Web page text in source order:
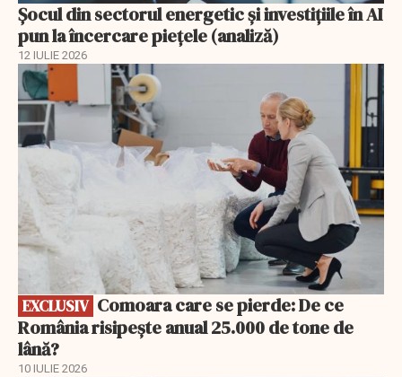
Șocul din sectorul energetic și investițiile în AI
pun la încercare piețele (analiză)
12 IULIE 2026
EXCLUSIV
EXCLUSIV
România risipește anual 25.000 de tone de
lână?
10 IULIE 2026